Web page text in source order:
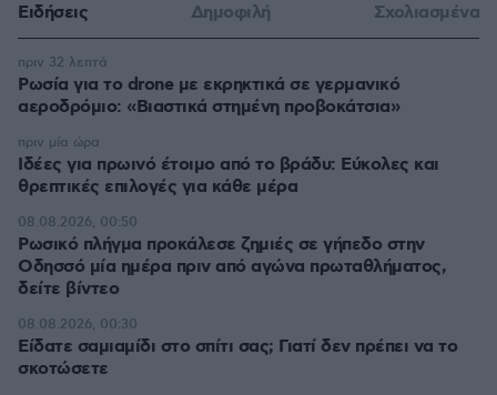
Ειδήσεις Δημοφιλή Σχολιασμένα
Ρωσία για το drone με εκρηκτικά σε γερμανικό
αεροδρόμιο: «Βιαστικά στημένη προβοκάτσια»
πριν 32 λεπτά
Ιδέες για πρωινό έτοιμο από το βράδυ: Εύκολες και
θρεπτικές επιλογές για κάθε μέρα
πριν μία ώρα
Ρωσικό πλήγμα προκάλεσε ζημιές σε γήπεδο στην
Οδησσό μία ημέρα πριν από αγώνα πρωταθλήματος,
δείτε βίντεο
08.08.2026, 00:50
Είδατε σαμιαμίδι στο σπίτι σας; Γιατί δεν πρέπει να το
σκοτώσετε
08.08.2026, 00:30